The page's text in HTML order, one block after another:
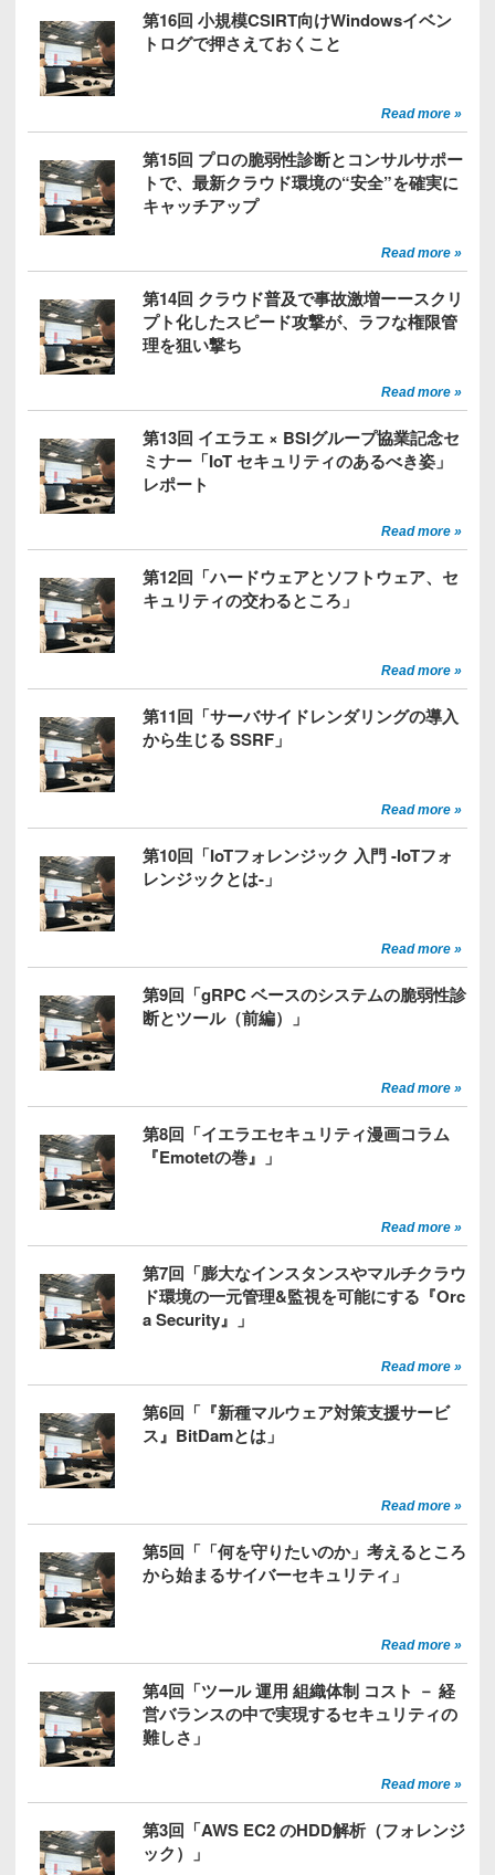
第16回 小規模CSIRT向けWindowsイベン
トログで押さえておくこと
Read more »
第15回 プロの脆弱性診断とコンサルサポー
トで、最新クラウド環境の“安全”を確実に
キャッチアップ
Read more »
第14回 クラウド普及で事故激増ーースクリ
プト化したスピード攻撃が、ラフな権限管
理を狙い撃ち
Read more »
第13回 イエラエ × BSIグループ協業記念セ
ミナー「IoT セキュリティのあるべき姿」
レポート
Read more »
第12回「ハードウェアとソフトウェア、セ
キュリティの交わるところ」
Read more »
第11回「サーバサイドレンダリングの導入
から生じる SSRF」
Read more »
第10回「IoTフォレンジック 入門 -IoTフォ
レンジックとは-」
Read more »
第9回「gRPC ベースのシステムの脆弱性診
断とツール（前編）」
Read more »
第8回「イエラエセキュリティ漫画コラム
『Emotetの巻』」
Read more »
第7回「膨大なインスタンスやマルチクラウ
ド環境の一元管理&監視を可能にする『Orc
a Security』」
Read more »
第6回「『新種マルウェア対策支援サービ
ス』BitDamとは」
Read more »
第5回「「何を守りたいのか」考えるところ
から始まるサイバーセキュリティ」
Read more »
第4回「ツール 運用 組織体制 コスト － 経
営バランスの中で実現するセキュリティの
難しさ」
Read more »
第3回「AWS EC2 のHDD解析（フォレンジ
ック）」